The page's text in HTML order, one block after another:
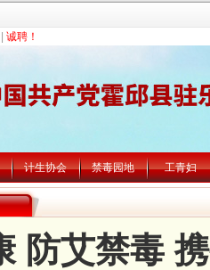
诚聘！
计生协会 禁毒园地 工青妇
防艾禁毒